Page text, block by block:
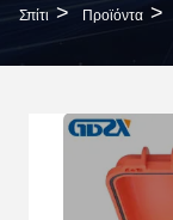
Σπίτι > Προϊόντα >